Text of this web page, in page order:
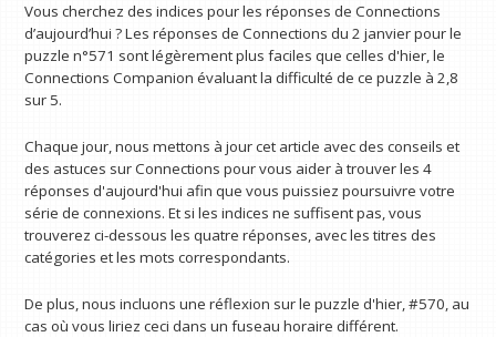
Vous cherchez des indices pour les réponses de Connections
d’aujourd’hui ? Les réponses de Connections du 2 janvier pour le
puzzle n°571 sont légèrement plus faciles que celles d'hier, le
Connections Companion évaluant la difficulté de ce puzzle à 2,8
sur 5.
Chaque jour, nous mettons à jour cet article avec des conseils et
des astuces sur Connections pour vous aider à trouver les 4
réponses d'aujourd'hui afin que vous puissiez poursuivre votre
série de connexions. Et si les indices ne suffisent pas, vous
trouverez ci-dessous les quatre réponses, avec les titres des
catégories et les mots correspondants.
De plus, nous incluons une réflexion sur le puzzle d'hier, #570, au
cas où vous liriez ceci dans un fuseau horaire différent.